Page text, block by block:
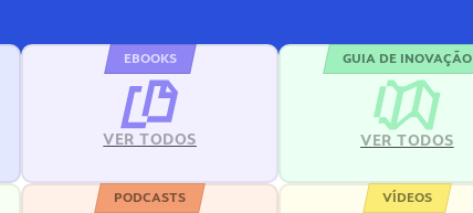
EBOOKS
VER TODOS
GUIA DE INOVAÇÃO
VER TODOS
PODCASTS VÍDEOS